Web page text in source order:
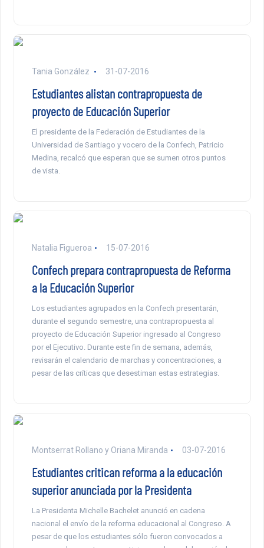
Tania González 31-07-2016
Estudiantes alistan contrapropuesta de
proyecto de Educación Superior
El presidente de la Federación de Estudiantes de la
Universidad de Santiago y vocero de la Confech, Patricio
Medina, recalcó que esperan que se sumen otros puntos
de vista.
Natalia Figueroa 15-07-2016
Confech prepara contrapropuesta de Reforma
a la Educación Superior
Los estudiantes agrupados en la Confech presentarán,
durante el segundo semestre, una contrapropuesta al
proyecto de Educación Superior ingresado al Congreso
por el Ejecutivo. Durante este fin de semana, además,
revisarán el calendario de marchas y concentraciones, a
pesar de las críticas que desestiman estas estrategias.
Montserrat Rollano y Oriana Miranda 03-07-2016
Estudiantes critican reforma a la educación
superior anunciada por la Presidenta
La Presidenta Michelle Bachelet anunció en cadena
nacional el envío de la reforma educacional al Congreso. A
pesar de que los estudiantes sólo fueron convocados a